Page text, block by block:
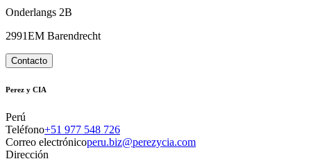
Onderlangs 2B
2991EM Barendrecht
Contacto
Perez y CIA
Perú
Teléfono+51 977 548 726
Correo electrónicoperu.biz@perezycia.com
Dirección